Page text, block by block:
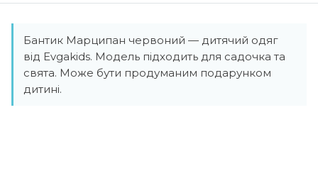
Бантик Марципан червоний — дитячий одяг
від Evgakids. Модель підходить для садочка та
свята. Може бути продуманим подарунком
дитині.